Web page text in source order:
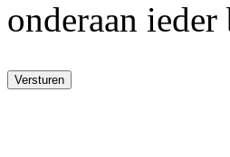
onderaan
Versturen